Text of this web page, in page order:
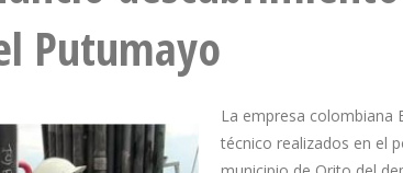
Putumayo
La empresa colombiana
técnico realizados en el